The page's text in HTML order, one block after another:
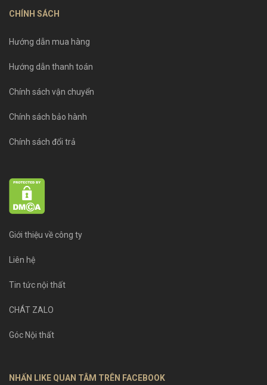
CHÍNH SÁCH
Hướng dẫn mua hàng
Hướng dẫn thanh toán
Chính sách vận chuyển
Chính sách bảo hành
Chính sách đổi trả
Giới thiệu về công ty
Liên hệ
Tin tức nội thất
CHÁT ZALO
Góc Nội thất
NHẤN LIKE QUAN TÂM TRÊN FACEBOOK